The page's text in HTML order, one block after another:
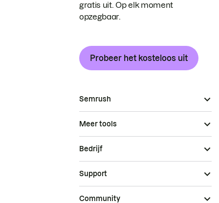
gratis uit. Op elk moment
opzegbaar.
Probeer het kosteloos uit
Semrush
Meer tools
Bedrijf
Support
Community